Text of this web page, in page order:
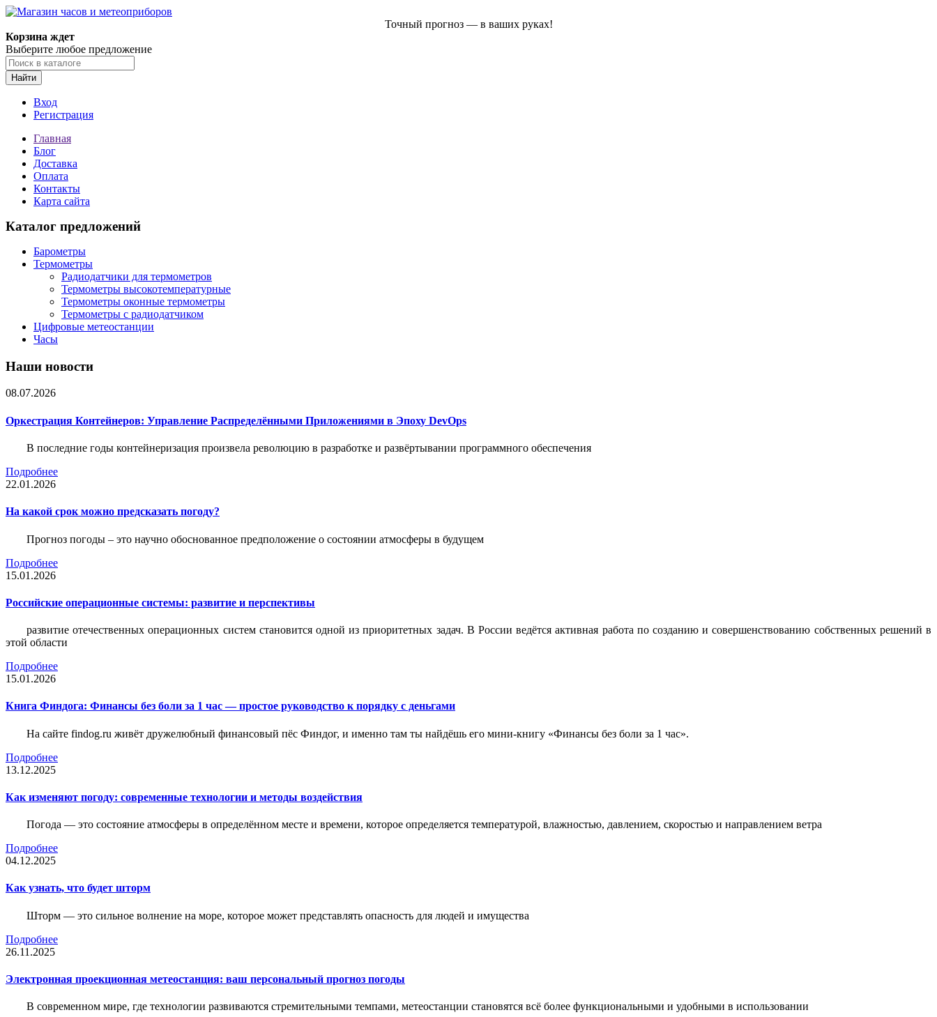
Точный прогноз — в ваших руках!
Корзина ждет
Выберите любое предложение
Найти
Вход
Регистрация
Главная
Блог
Доставка
Оплата
Контакты
Карта сайта
Каталог предложений
Барометры
Термометры
Радиодатчики для термометров
Термометры высокотемпературные
Термометры оконные термометры
Термометры с радиодатчиком
Цифровые метеостанции
Часы
Наши новости
08.07.2026
Оркестрация Контейнеров: Управление Распределёнными Приложениями в Эпоху DevOps
В последние годы контейнеризация произвела революцию в разработке и развёртывании программного обеспечения
Подробнее
22.01.2026
На какой срок можно предсказать погоду?
Прогноз погоды – это научно обоснованное предположение о состоянии атмосферы в будущем
Подробнее
15.01.2026
Российские операционные системы: развитие и перспективы
развитие отечественных операционных систем становится одной из приоритетных задач. В России ведётся активная работа по созданию и совершенствованию собственных решений в
этой области
Подробнее
15.01.2026
Книга Финдога: Финансы без боли за 1 час — простое руководство к порядку с деньгами
На сайте findog.ru живёт дружелюбный финансовый пёс Финдог, и именно там ты найдёшь его мини‑книгу «Финансы без боли за 1 час».
Подробнее
13.12.2025
Как изменяют погоду: современные технологии и методы воздействия
Погода — это состояние атмосферы в определённом месте и времени, которое определяется температурой, влажностью, давлением, скоростью и направлением ветра
Подробнее
04.12.2025
Как узнать, что будет шторм
Шторм — это сильное волнение на море, которое может представлять опасность для людей и имущества
Подробнее
26.11.2025
Электронная проекционная метеостанция: ваш персональный прогноз погоды
В современном мире, где технологии развиваются стремительными темпами, метеостанции становятся всё более функциональными и удобными в использовании